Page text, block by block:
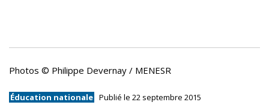
Photos © Philippe Devernay / MENESR
Éducation nationale Publié le 22 septembre 2015